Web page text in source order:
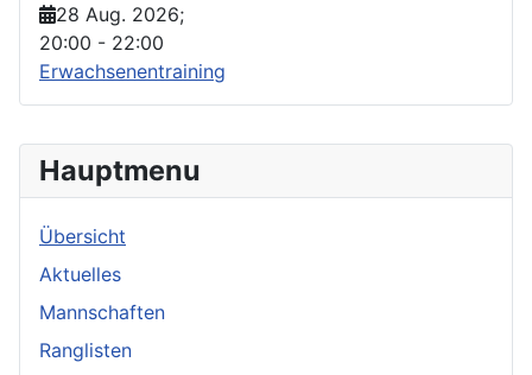
Hauptmenu
Übersicht
Aktuelles
Mannschaften
Ranglisten
28 Aug. 2026;
20:00 - 22:00
Erwachsenentraining